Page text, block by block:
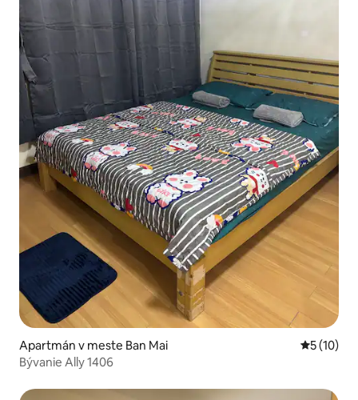
Apartmán v meste Ban Mai
5 (10)
Bývanie Ally 1406